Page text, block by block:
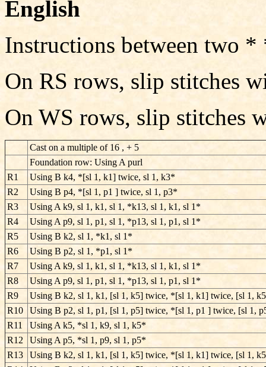
English
Instructions between two *
On RS rows, slip stitches
On WS rows, slip stitches
Cast on a multiple of 16 , + 5
Foundation row: Using A purl
R1
Using B k4, *[sl 1, k1] twice, sl 1, k3*
R2
Using B p4, *[sl 1, p1 ] twice, sl 1, p3*
R3
Using A k9, sl 1, k1, sl 1, *k13, sl 1, k1, sl 1*
R4
Using A p9, sl 1, p1, sl 1, *p13, sl 1, p1, sl 1*
R5
Using B k2, sl 1, *k1, sl 1*
R6
Using B p2, sl 1, *p1, sl 1*
R7
Using A k9, sl 1, k1, sl 1, *k13, sl 1, k1, sl 1*
R8
Using A p9, sl 1, p1, sl 1, *p13, sl 1, p1, sl 1*
R9
Using B k2, sl 1, k1, [sl 1, k5] twice, *[sl 1, k1] twice, [sl 1,
R10
Using B p2, sl 1, p1, [sl 1, p5] twice, *[sl 1, p1 ] twice, [sl 1,
R11
Using A k5, *sl 1, k9, sl 1, k5*
R12
Using A p5, *sl 1, p9, sl 1, p5*
R13
Using B k2, sl 1, k1, [sl 1, k5] twice, *[sl 1, k1] twice, [sl 1,